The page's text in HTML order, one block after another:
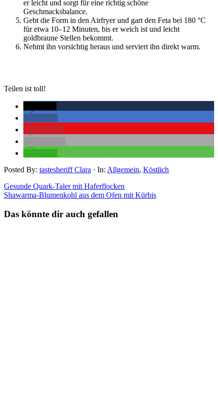
er leicht und sorgt für eine richtig schöne
Geschmacksbalance.
Gebt die Form in den Airfryer und gart den Feta bei 180 °C
für etwa 10–12 Minuten, bis er weich ist und leicht
goldbraune Stellen bekommt.
Nehmt ihn vorsichtig heraus und serviert ihn direkt warm.
Teilen ist toll!
Posted By: tastesheriff Clara · In: Allgemein, Köstlich
Gesunde Quark-Taler mit Haferflocken
Shawarma-Blumenkohl aus dem Ofen mit Kürbis
Das könnte dir auch gefallen